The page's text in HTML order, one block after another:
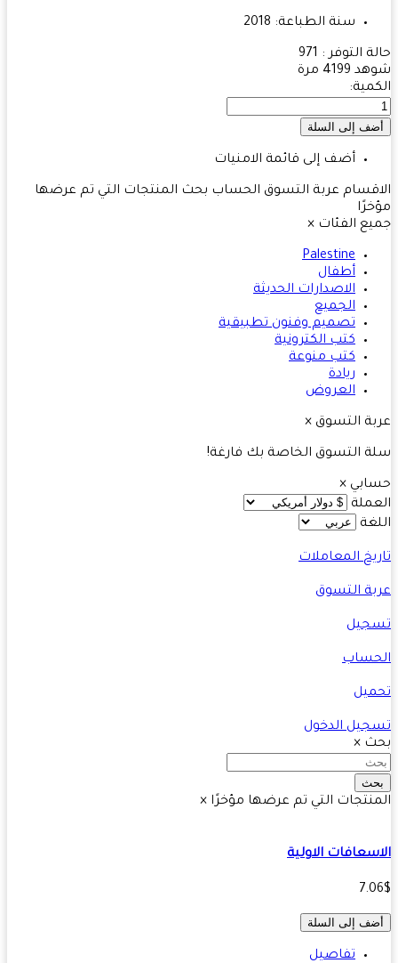
سنة الطباعة: 2018
التوفر : 971
4199 مرة
أضف إلى قائمة الامنيات
عربة التسوق الحساب بحث المنتجات التي تم عرضها
الفئات ×
Palestine
أطفال
الاصدارات الحديثة
الجميع
تصميم وفنون تطبيقية
كتب الكترونية
كتب منوعة
ريادة
العروض
التسوق ×
التسوق الخاصة بك فارغة!
×
المعاملات
التسوق
الدخول
×
التي تم عرضها مؤخرًا ×
الاولية
إلى السلة
تفاصيل